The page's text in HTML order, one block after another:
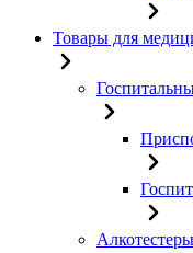
Товары для
Алкотестеры